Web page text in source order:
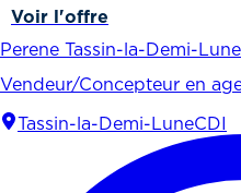
Voir l'offre
Perene Tassin-la-Demi-Lune
Vendeur/Concepteur en
Tassin-la-Demi-LuneCDI